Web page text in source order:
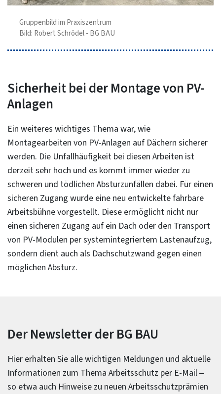
Gruppenbild im Praxiszentrum
Bild: Robert Schrödel - BG BAU
Sicherheit bei der Montage von PV-
Anlagen
Ein weiteres wichtiges Thema war, wie
Montagearbeiten von PV-Anlagen auf Dächern sicherer
werden. Die Unfallhäufigkeit bei diesen Arbeiten ist
derzeit sehr hoch und es kommt immer wieder zu
schweren und tödlichen Absturzunfällen dabei. Für einen
sicheren Zugang wurde eine neu entwickelte fahrbare
Arbeitsbühne vorgestellt. Diese ermöglicht nicht nur
einen sicheren Zugang auf ein Dach oder den Transport
von PV-Modulen per systemintegriertem Lastenaufzug,
sondern dient auch als Dachschutzwand gegen einen
möglichen Absturz.
Der Newsletter der BG BAU
Hier erhalten Sie alle wichtigen Meldungen und aktuelle
Informationen zum Thema Arbeitsschutz per E-Mail –
so etwa auch Hinweise zu neuen Arbeitsschutzprämien